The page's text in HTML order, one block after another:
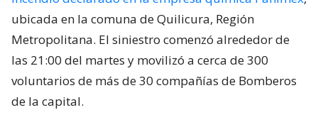
ubicada en la comuna de Quilicura, Región
Metropolitana. El siniestro comenzó alrededor de
las 21:00 del martes y movilizó a cerca de 300
voluntarios de más de 30 compañías de Bomberos
de la capital.